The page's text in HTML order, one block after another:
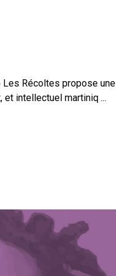
Les Récoltes propose une
et intellectuel martiniq ...